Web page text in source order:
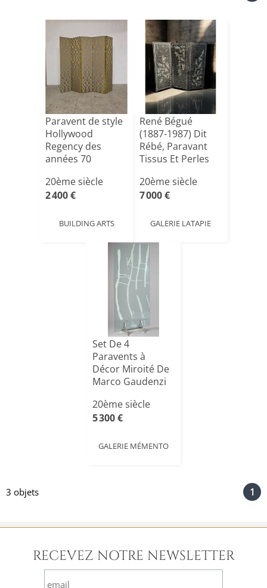
Paravent de style
Hollywood
Regency des
années 70
20ème siècle
2 400 €
BUILDING ARTS
René Bégué
(1887-1987) Dit
Rébé, Paravant
Tissus Et Perles
20ème siècle
7 000 €
GALERIE LATAPIE
Set De 4
Paravents à
Décor Miroité De
Marco Gaudenzi
20ème siècle
5 300 €
GALERIE MÉMENTO
3 objets 1
RECEVEZ NOTRE NEWSLETTER